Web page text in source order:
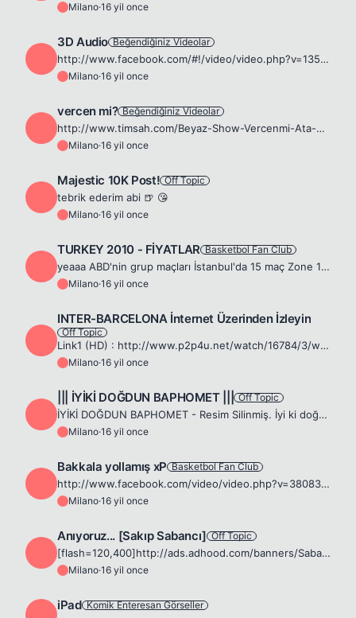
Milano·16 yil once
3D Audio Beğendiğiniz Videolar
http://www.facebook.com/#!/video/video.php?v=1353444628673 3 boyutlu gibi harika. ps: kulaklıkla dinleyin.
Milano·16 yil once
vercen mi? Beğendiğiniz Videolar
http://www.timsah.com/Beyaz-Show-Vercenmi-Ata-Demirer/NTdTQTzfZFe
Milano·16 yil once
Majestic 10K Post! Off Topic
tebrik ederim abi 🍺 😘
Milano·16 yil once
TURKEY 2010 - FİYATLAR Basketbol Fan Club
yeaaa ABD'nin grup maçları İstanbul'da 15 maç Zone 1'de 300TL maç başı 20TL fiyatlar çok uygun. 🤘
Milano·16 yil once
INTER-BARCELONA İnternet Üzerinden İzleyin
Off Topic
Link1 (HD) : http://www.p2p4u.net/watch/16784/3/watch-inter-milan-vs-fc-barcelona.html Link2 : http://www.p2p4u.net/watch/16784/1/watch-inter-milan-vs-fc-barcelona.html Link3 : http://www.p2p4u.net/wa...
Milano·16 yil once
||| İYİKİ DOĞDUN BAPHOMET ||| Off Topic
İYİKİ DOĞDUN BAPHOMET - Resim Silinmiş. İyi ki doğdun hacım umarım herşey dilediğin gibi olur. 😘 ❤️ Hediyen 😎 Spoiler Discooo nese: [exl][/exl]
Milano·16 yil once
Bakkala yollamış xP Basketbol Fan Club
http://www.facebook.com/video/video.php?v=380836932873&amp;ref=nf DreamShake 🤘
Milano·16 yil once
Anıyoruz... [Sakıp Sabancı] Off Topic
[flash=120,400]http://ads.adhood.com/banners/Sabanci_cid3483_090410_120x400_ntvmsnbc_120x400.swf[/flash] 7 Nisan 1933 tarihinde, pamuk tâciri Hacı Ömer Sabancı (1906 – 1966) ve Sadıka Sabancı'nın (19...
Milano·16 yil once
iPad Komik Enteresan Görseller